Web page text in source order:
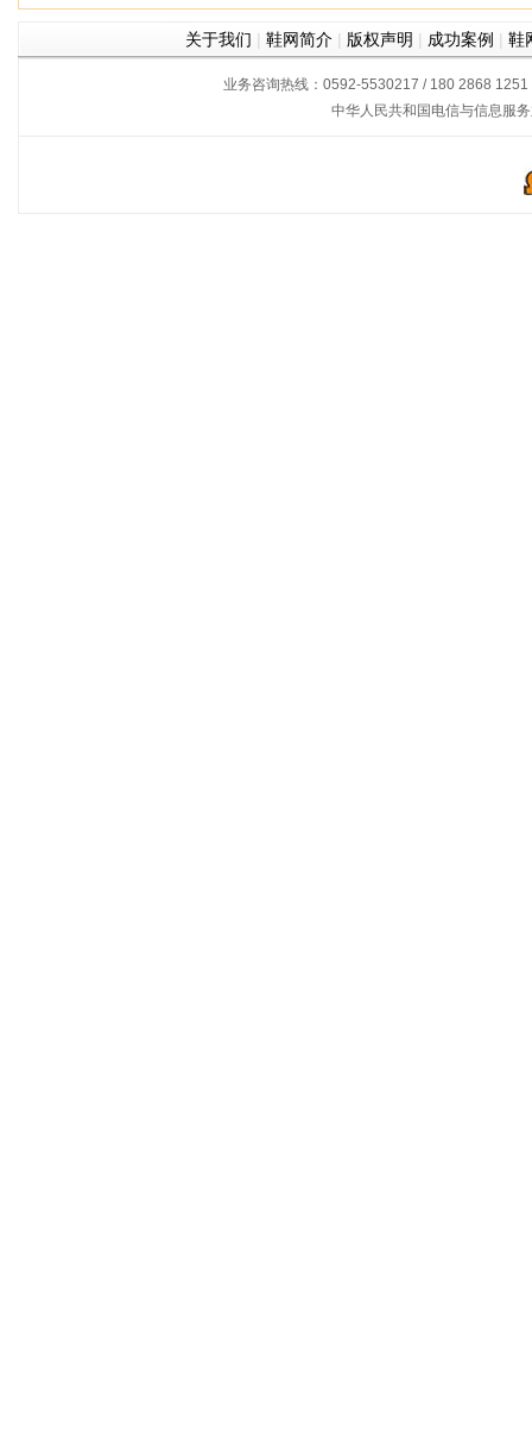
关于我们 | 鞋网简介 | 版权声明 | 成功案例 | 鞋
业务咨询热线：0592-5530217 / 180 2868 1251
中华人民共和国电信与信息服